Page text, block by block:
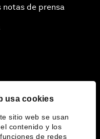
usa cookies
sitio web se usan
contenido y los
de redes
de prensa